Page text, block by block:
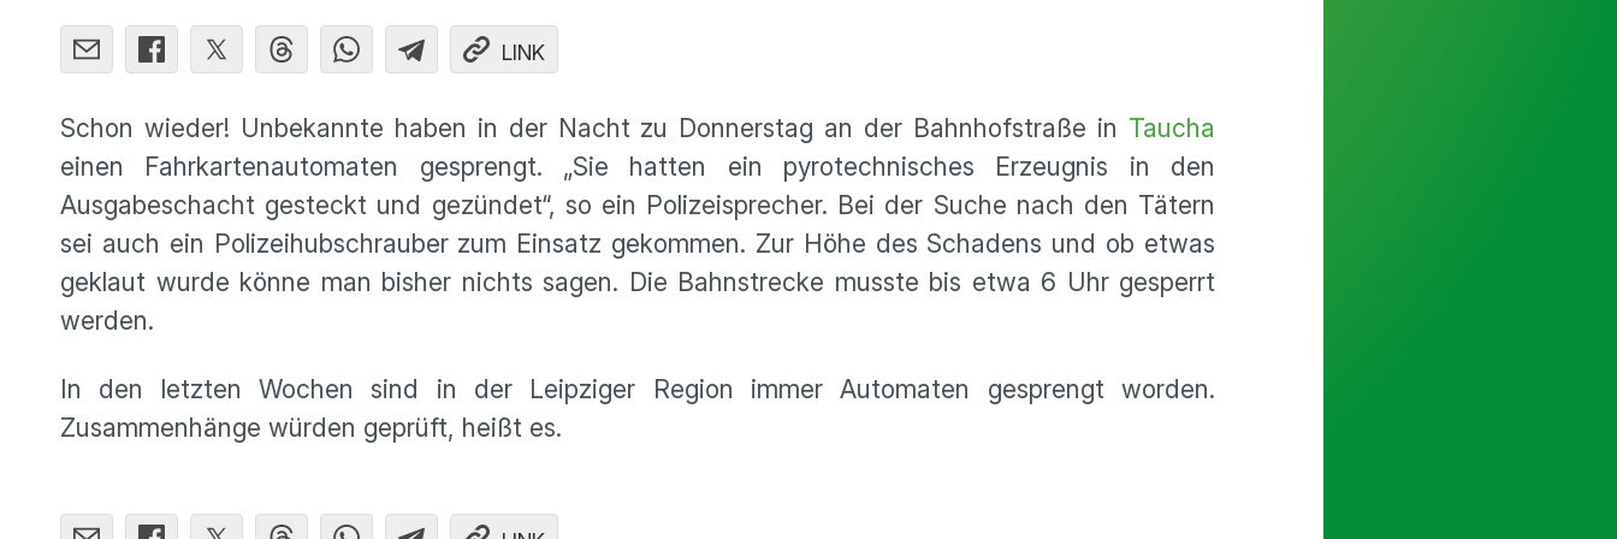
LINK
Schon wieder! Unbekannte haben in der Nacht zu Donnerstag an der Bahnhofstraße in Taucha
einen Fahrkartenautomaten gesprengt. „Sie hatten ein pyrotechnisches Erzeugnis in den
Ausgabeschacht gesteckt und gezündet“, so ein Polizeisprecher. Bei der Suche nach den Tätern
sei auch ein Polizeihubschrauber zum Einsatz gekommen. Zur Höhe des Schadens und ob etwas
geklaut wurde könne man bisher nichts sagen. Die Bahnstrecke musste bis etwa 6 Uhr gesperrt
werden.
In den letzten Wochen sind in der Leipziger Region immer Automaten gesprengt worden.
Zusammenhänge würden geprüft, heißt es.